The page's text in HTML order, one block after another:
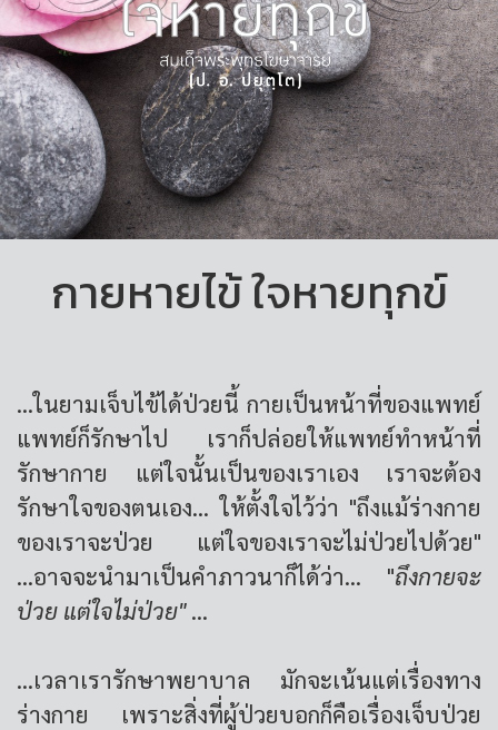
กายหายไข้ ใจหายทุกข์
...ในยามเจ็บไข้ได้ป่วยนี้ กายเป็นหน้าที่ของแพทย์
แพทย์ก็รักษาไป เราก็ปล่อยให้แพทย์ทำหน้าที่
รักษากาย แต่ใจนั้นเป็นของเราเอง เราจะต้อง
รักษาใจของตนเอง... ให้ตั้งใจไว้ว่า "ถึงแม้ร่างกาย
ของเราจะป่วย แต่ใจของเราจะไม่ป่วยไปด้วย"
...อาจจะนำมาเป็นคำภาวนาก็ได้ว่า... "ถึงกายจะ
ป่วย แต่ใจไม่ป่วย"...
...เวลาเรารักษาพยาบาล มักจะเน้นแต่เรื่องทาง
ร่างกาย เพราะสิ่งที่ผู้ป่วยบอกก็คือเรื่องเจ็บป่วย